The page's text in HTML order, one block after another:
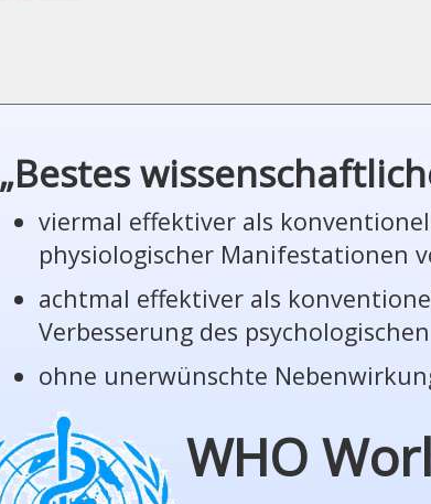
„Bestes
viermal effektiver als
phy­sio­lo­gi­scher Manifestationen
achtmal effektiver als
Verbesserung des
ohne unerwünschte
WHO